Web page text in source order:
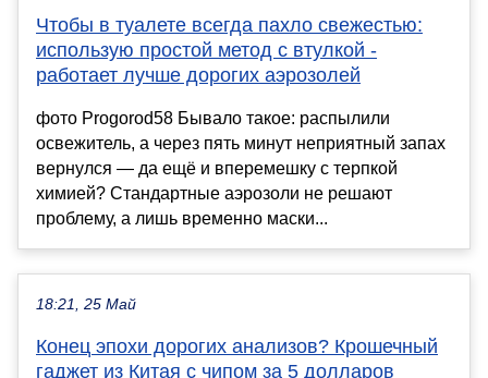
Чтобы в туалете всегда пахло свежестью:
использую простой метод с втулкой -
работает лучше дорогих аэрозолей
фото Progorod58 Бывало такое: распылили
освежитель, а через пять минут неприятный запах
вернулся — да ещё и вперемешку с терпкой
химией? Стандартные аэрозоли не решают
проблему, а лишь временно маски...
18:21, 25 Май
Конец эпохи дорогих анализов? Крошечный
гаджет из Китая с чипом за 5 долларов